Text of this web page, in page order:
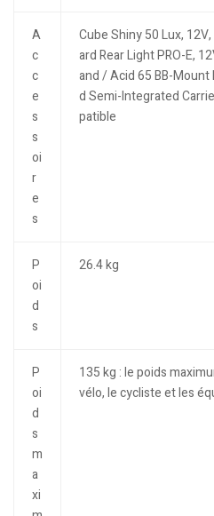
A
c
c
e
s
s
oi
r
e
s
Cube Shiny 50 Lux,
ard Rear Light PRO-E,
and / Acid 65 BB-
d Semi-Integrated
patible
P
oi
d
s
26.4 kg
P
oi
d
s
m
a
xi
135 kg : le poids
vélo, le cycliste et les